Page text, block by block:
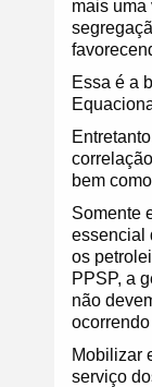
mais uma
Essa é a
bem
Somente
essencial
os
PPSP, a
não
Mobilizar
serviço